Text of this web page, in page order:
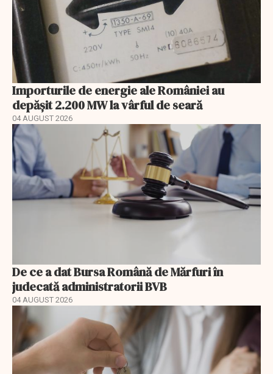
Importurile de energie ale României au
depășit 2.200 MW la vârful de seară
04 AUGUST 2026
De ce a dat Bursa Română de Mărfuri în
judecată administratorii BVB
04 AUGUST 2026